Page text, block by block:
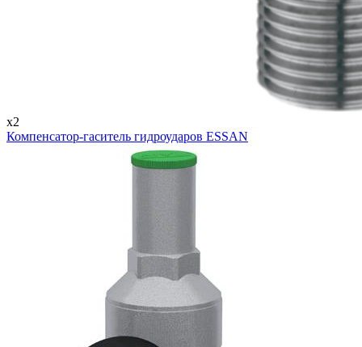
x2
Компенсатор-гаситель гидроударов ESSAN